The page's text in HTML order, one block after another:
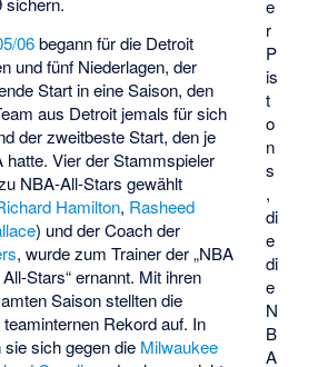
e
r
P
is
t
o
n
s
,
di
e
di
e
N
B
A
06begann für die Detroit
und fünf Niederlagen, der
Start in eine Saison, den
aus Detroit jemals für sich
der zweitbeste Start, den je
hatte. Vier der Stammspieler
NBA-All-Stars gewählt
Hamilton, Rasheed
) und der Coach der
, wurde zum Trainer der „NBA
Stars“ ernannt. Mit ihren
Saison stellten die
Rekord auf. In
sich gegen die Milwaukee